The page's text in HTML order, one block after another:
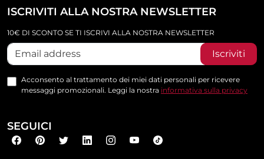
ISCRIVITI ALLA NOSTRA NEWSLETTER
10€ DI SCONTO SE TI ISCRIVI ALLA NOSTRA NEWSLETTER
Iscriviti
Acconsento al trattamento dei miei dati personali per ricevere
messaggi promozionali. Leggi la nostra informativa sulla privacy
SEGUICI